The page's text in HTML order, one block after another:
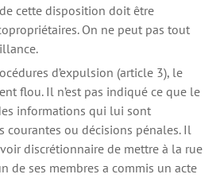
cette disposition doit être
On ne peut pas tout
d’expulsion (article 3), le
flou. Il n’est pas indiqué ce que le
informations qui lui sont
courantes ou décisions pénales. Il
discrétionnaire de mettre à la rue
de ses membres a commis un acte